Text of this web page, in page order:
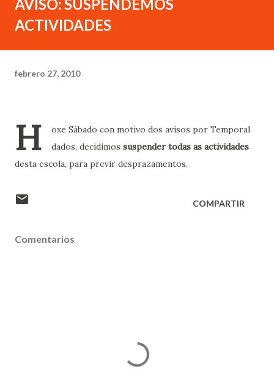
AVISO: SUSPENDEMOS
ACTIVIDADES
febrero 27, 2010
H
oxe Sábado con motivo dos avisos por Temporal
dados, decidimos suspender todas as actividades
desta escola, para previr desprazamentos.
COMPARTIR
Comentarios